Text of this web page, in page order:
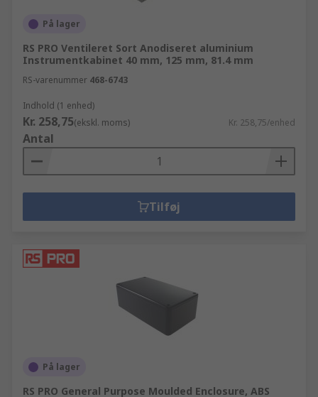
På lager
RS PRO Ventileret Sort Anodiseret aluminium
Instrumentkabinet 40 mm, 125 mm, 81.4 mm
RS-varenummer 468-6743
Indhold (1 enhed)
Kr. 258,75(ekskl. moms) Kr. 258,75/enhed
Antal
Tilføj
På lager
RS PRO General Purpose Moulded Enclosure, ABS